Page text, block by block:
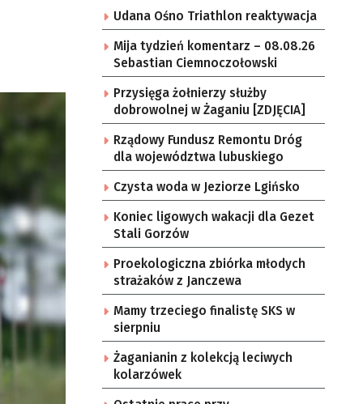
Udana Ośno Triathlon reaktywacja
Mija tydzień komentarz – 08.08.26
Sebastian Ciemnoczołowski
Przysięga żołnierzy służby
dobrowolnej w Żaganiu [ZDJĘCIA]
Rządowy Fundusz Remontu Dróg
dla województwa lubuskiego
Czysta woda w Jeziorze Lgińsko
Koniec ligowych wakacji dla Gezet
Stali Gorzów
Proekologiczna zbiórka młodych
strażaków z Janczewa
Mamy trzeciego finalistę SKS w
sierpniu
Żaganianin z kolekcją leciwych
kolarzówek